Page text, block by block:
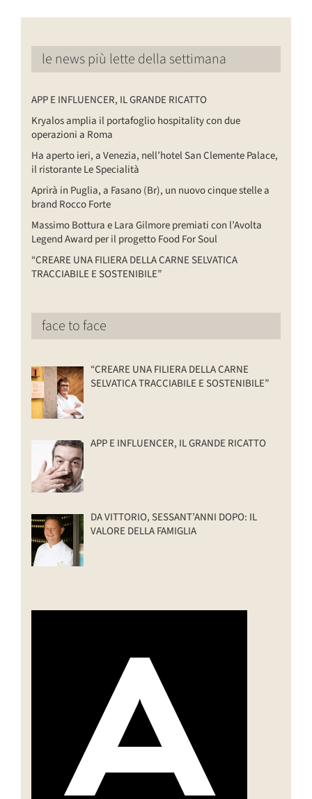
le news più lette della settimana
APP E INFLUENCER, IL GRANDE RICATTO
Kryalos amplia il portafoglio hospitality con due
operazioni a Roma
Ha aperto ieri, a Venezia, nell’hotel San Clemente Palace,
il ristorante Le Specialità
Aprirà in Puglia, a Fasano (Br), un nuovo cinque stelle a
brand Rocco Forte
Massimo Bottura e Lara Gilmore premiati con l’Avolta
Legend Award per il progetto Food For Soul
“CREARE UNA FILIERA DELLA CARNE SELVATICA
TRACCIABILE E SOSTENIBILE”
face to face
“CREARE UNA FILIERA DELLA CARNE
SELVATICA TRACCIABILE E SOSTENIBILE”
APP E INFLUENCER, IL GRANDE RICATTO
DA VITTORIO, SESSANT’ANNI DOPO: IL
VALORE DELLA FAMIGLIA